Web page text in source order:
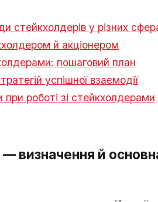
стейкхолдерів у різних
й акціонером
пошаговий план
успішної взаємодії
роботі зі стейкхолдерами
визначення й